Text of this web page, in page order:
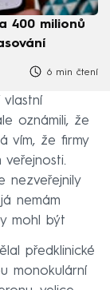
400 milionů
6 min čtení
vlastní
oznámili, že
vím, že firmy
nezveřejnily
nemám
mohl být
předklinické
monokulární